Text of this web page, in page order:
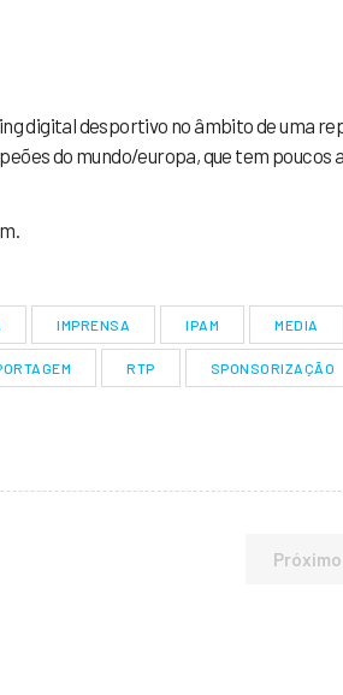
digital desportivo no âmbito de uma
do mundo/europa, que tem poucos
IMPRENSA IPAM MEDIA
RTP SPONSORIZAÇÃO